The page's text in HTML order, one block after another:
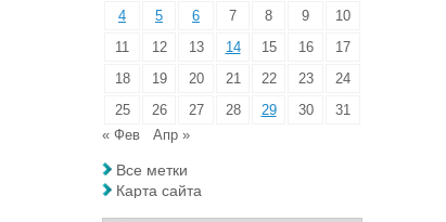
4
5 6 7 8 9
10
11
12 13 14 15 16
17
18
19 20 21 22 23
24
25
26 27 28 29 30
31
« Фев
Апр »
Все метки
Карта сайта